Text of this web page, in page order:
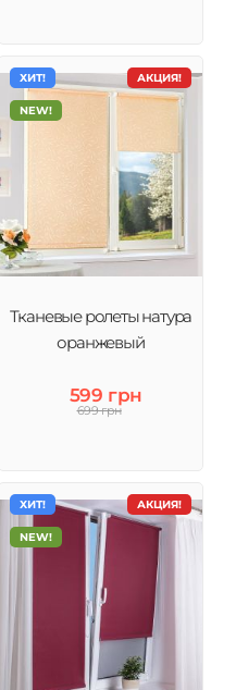
АКЦИЯ!
ХИТ!
NEW!
Тканевые ролеты натура
оранжевый
599 грн
699 грн
АКЦИЯ!
ХИТ!
NEW!